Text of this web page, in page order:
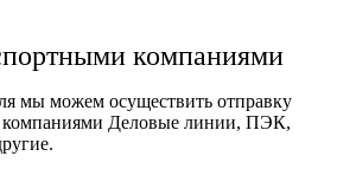
компаниями
мы можем осуществить отправку
компаниями Деловые линии, ПЭК,